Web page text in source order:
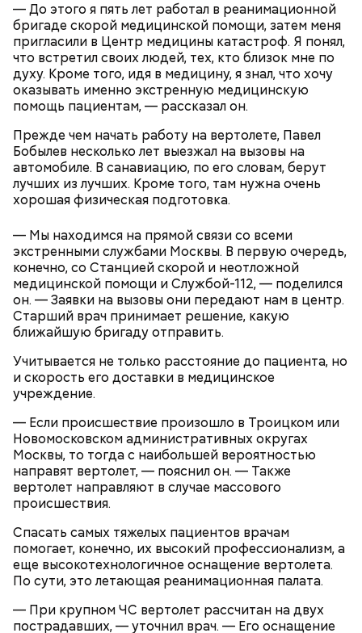
— До этого я пять лет работал в реанимационной
бригаде скорой медицинской помощи, затем меня
пригласили в Центр медицины катастроф. Я понял,
что встретил своих людей, тех, кто близок мне по
духу. Кроме того, идя в медицину, я знал, что хочу
оказывать именно экстренную медицинскую
помощь пациентам, — рассказал он.
Прежде чем начать работу на вертолете, Павел
Бобылев несколько лет выезжал на вызовы на
автомобиле. В санавиацию, по его словам, берут
лучших из лучших. Кроме того, там нужна очень
хорошая физическая подготовка.
— Мы находимся на прямой связи со всеми
экстренными службами Москвы. В первую очередь,
конечно, со Станцией скорой и неотложной
медицинской помощи и Службой-112, — поделился
он. — Заявки на вызовы они передают нам в центр.
Старший врач принимает решение, какую
ближайшую бригаду отправить.
Учитывается не только расстояние до пациента, но
и скорость его доставки в медицинское
учреждение.
— Если происшествие произошло в Троицком или
Новомосковском административных округах
Москвы, то тогда с наибольшей вероятностью
направят вертолет, — пояснил он. — Также
вертолет направляют в случае массового
происшествия.
Спасать самых тяжелых пациентов врачам
помогает, конечно, их высокий профессионализм, а
еще высокотехнологичное оснащение вертолета.
По сути, это летающая реанимационная палата.
— При крупном ЧС вертолет рассчитан на двух
пострадавших, — уточнил врач. — Его оснащение